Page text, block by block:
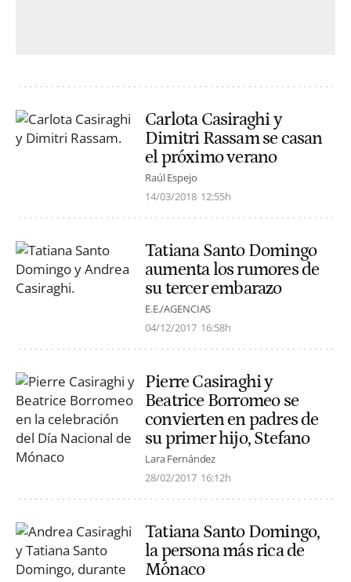
Carlota Casiraghi y
Dimitri Rassam se casan
el próximo verano
Raúl Espejo
14/03/2018 12:55h
Tatiana Santo Domingo
aumenta los rumores de
su tercer embarazo
E.E./AGENCIAS
04/12/2017 16:58h
Pierre Casiraghi y
Beatrice Borromeo se
convierten en padres de
su primer hijo, Stefano
Lara Fernández
28/02/2017 16:12h
Tatiana Santo Domingo,
la persona más rica de
Mónaco